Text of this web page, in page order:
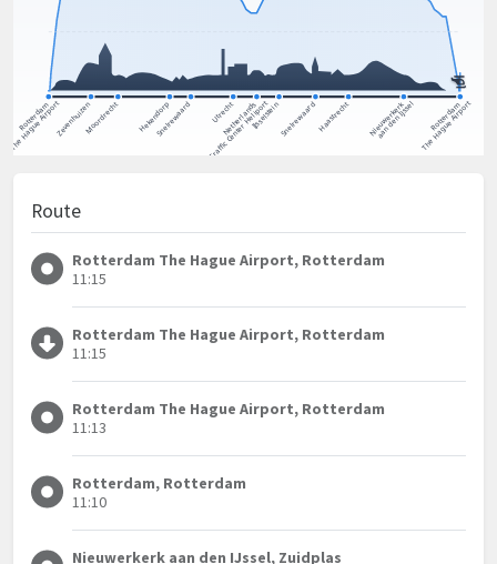
Route
Rotterdam The Hague Airport, Rotterdam
11:15
Rotterdam The Hague Airport, Rotterdam
11:15
Rotterdam The Hague Airport, Rotterdam
11:13
Rotterdam, Rotterdam
11:10
Nieuwerkerk aan den IJssel, Zuidplas